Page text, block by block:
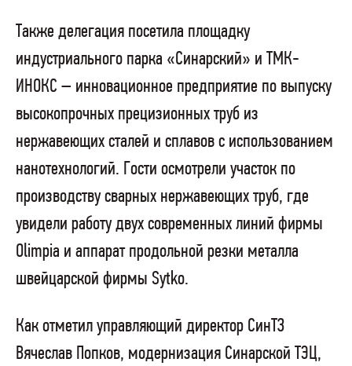
Также делегация посетила площадку
индустриального парка «Синарский» и ТМК-
ИНОКС – инновационное предприятие по выпуску
высокопрочных прецизионных труб из
нержавеющих сталей и сплавов с использованием
нанотехнологий. Гости осмотрели участок по
производству сварных нержавеющих труб, где
увидели работу двух современных линий фирмы
Olimpia и аппарат продольной резки металла
швейцарской фирмы Sytko.
Как отметил управляющий директор СинТЗ
Вячеслав Попков, модернизация Синарской ТЭЦ,